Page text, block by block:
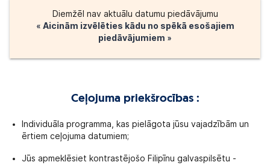
Diemžēl nav aktuālu datumu piedāvājumu
« Aicinām izvēlēties kādu no spēkā esošajiem
piedāvājumiem »
Ceļojuma priekšrocības :
Individuāla programma, kas pielāgota jūsu vajadzībām un
ērtiem ceļojuma datumiem;
Jūs apmeklēsiet kontrastējošo Filipīnu galvaspilsētu -